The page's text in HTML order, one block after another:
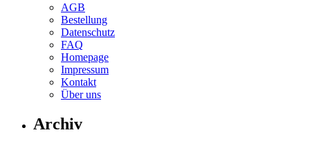
AGB
Bestellung
Datenschutz
FAQ
Homepage
Impressum
Kontakt
Über uns
Archiv